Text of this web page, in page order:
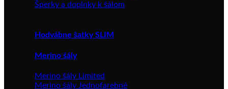
Šperky a doplnky k šálom
Hodvábne šatky SLIM
Merino šály
Merino šály Limited
Merino šály Jednofarebné